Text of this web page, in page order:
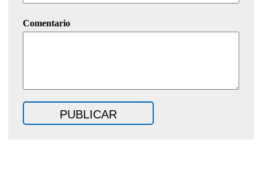
Comentario